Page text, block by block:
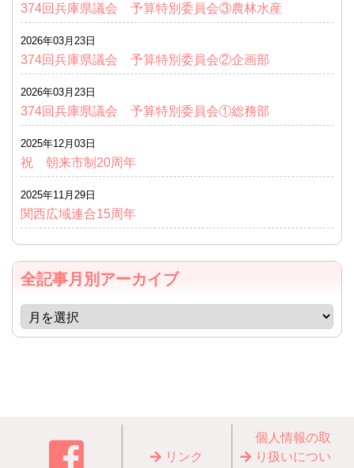
374回兵庫県議会 予算特別委員会③農林水産
2026年03月23日
374回兵庫県議会 予算特別委員会②企画部
2026年03月23日
374回兵庫県議会 予算特別委員会①総務部
2025年12月03日
祝 朝来市制20周年
2025年11月29日
関西広域連合15周年
全記事月別アーカイブ
リンク
個⼈情報の取
り扱いについ